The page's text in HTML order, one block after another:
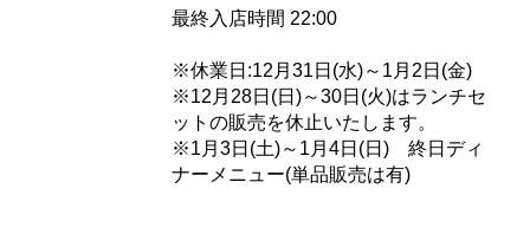
最終入店時間 22:00
※休業日:12月31日(水)～1月2日(金)
※12月28日(日)～30日(火)はランチセ
ットの販売を休止いたします。
※1月3日(土)～1月4日(日) 終日ディ
ナーメニュー(単品販売は有)